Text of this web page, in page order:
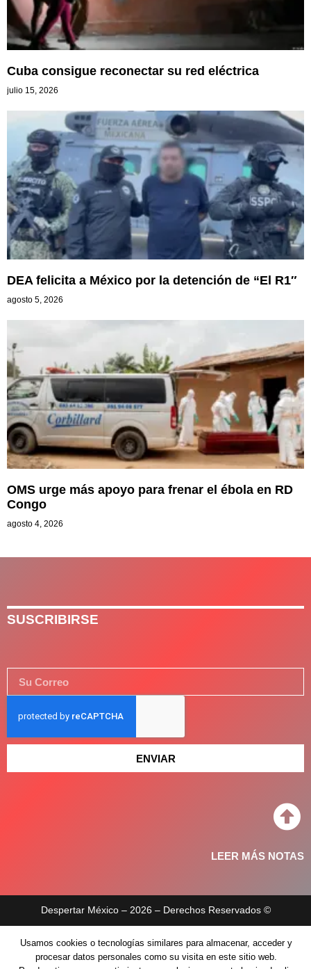
Cuba consigue reconectar su red eléctrica
julio 15, 2026
DEA felicita a México por la detención de “El R1″
agosto 5, 2026
OMS urge más apoyo para frenar el ébola en RD
Congo
agosto 4, 2026
SUSCRIBIRSE
ENVIAR
LEER MÁS NOTAS
Despertar México – 2026 – Derechos Reservados ©
Aviso de privacidad
Políticas de privacidad
Usamos cookies o tecnologías similares para almacenar, acceder y
procesar datos personales como su visita en este sitio web.